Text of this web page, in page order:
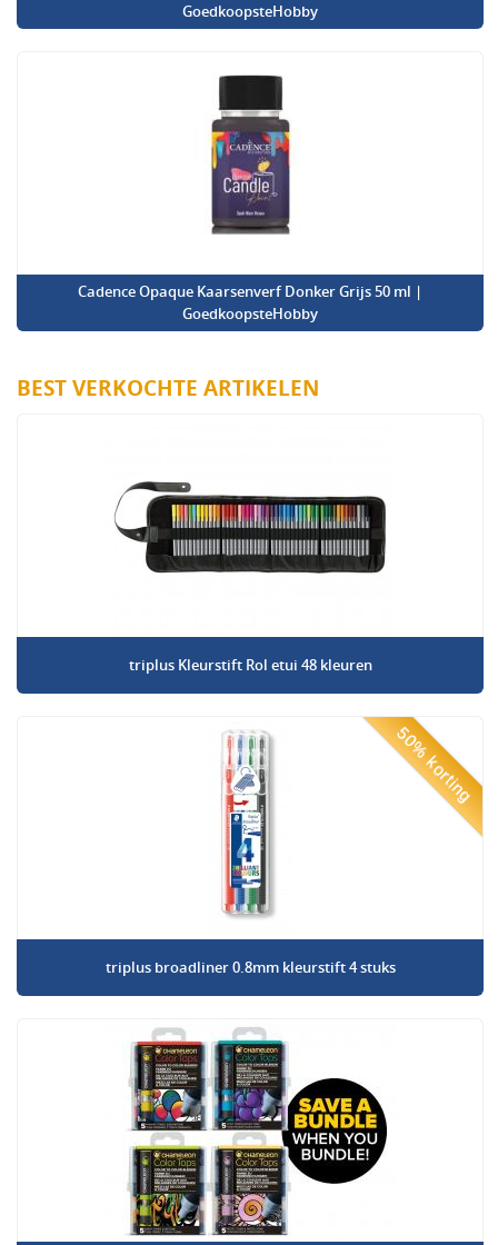
GoedkoopsteHobby
Cadence Opaque Kaarsenverf Donker Grijs 50 ml |
GoedkoopsteHobby
BEST VERKOCHTE ARTIKELEN
triplus Kleurstift Rol etui 48 kleuren
50% korting
triplus broadliner 0.8mm kleurstift 4 stuks